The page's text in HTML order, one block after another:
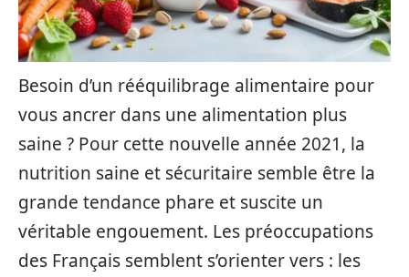
Besoin d’un rééquilibrage alimentaire pour
vous ancrer dans une alimentation plus
saine ? Pour cette nouvelle année 2021, la
nutrition saine et sécuritaire semble être la
grande tendance phare et suscite un
véritable engouement. Les préoccupations
des Français semblent s’orienter vers : les